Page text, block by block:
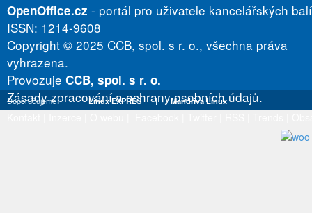
OpenOffice.cz - portál pro uživatele kancelářských
ISSN: 1214-9608
Copyright © 2025 CCB, spol. s r. o., všechna práva
vyhrazena.
Provozuje CCB, spol. s r. o.
Zásady zpracování a ochrany osobních údajů.
Doporučujeme Linux EXPRES | Mandriva Linux